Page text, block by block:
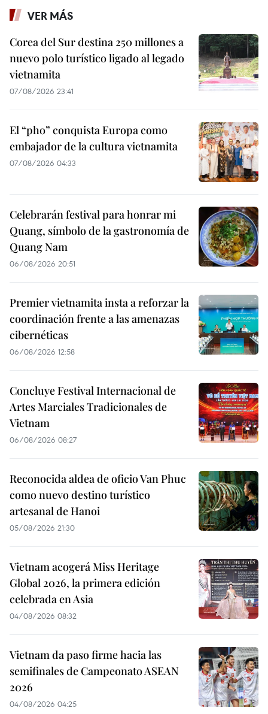
VER MÁS
Corea del Sur destina 250 millones a
nuevo polo turístico ligado al legado
vietnamita
07/08/2026 23:41
El “pho” conquista Europa como
embajador de la cultura vietnamita
07/08/2026 04:33
Celebrarán festival para honrar mi
Quang, símbolo de la gastronomía de
Quang Nam
06/08/2026 20:51
Premier vietnamita insta a reforzar la
coordinación frente a las amenazas
cibernéticas
06/08/2026 12:58
Concluye Festival Internacional de
Artes Marciales Tradicionales de
Vietnam
06/08/2026 08:27
Reconocida aldea de oficio Van Phuc
como nuevo destino turístico
artesanal de Hanoi
05/08/2026 21:30
Vietnam acogerá Miss Heritage
Global 2026, la primera edición
celebrada en Asia
04/08/2026 08:32
Vietnam da paso firme hacia las
semifinales de Campeonato ASEAN
2026
04/08/2026 04:25